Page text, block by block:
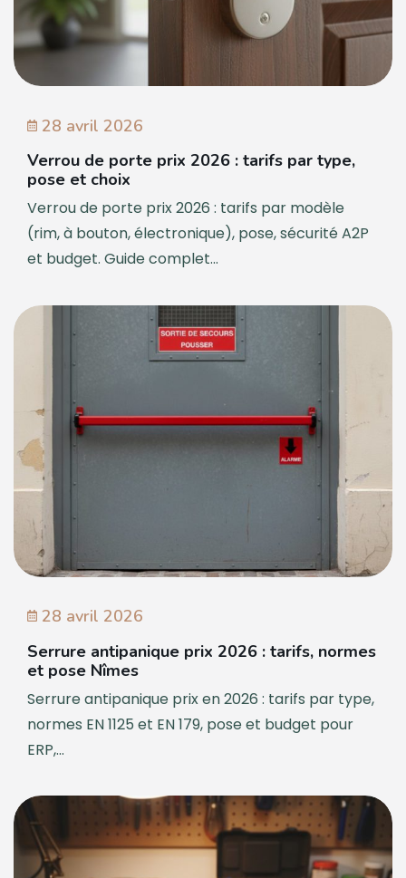
28 avril 2026
Verrou de porte prix 2026 : tarifs par type,
pose et choix
Verrou de porte prix 2026 : tarifs par modèle
(rim, à bouton, électronique), pose, sécurité A2P
et budget. Guide complet...
28 avril 2026
Serrure antipanique prix 2026 : tarifs, normes
et pose Nîmes
Serrure antipanique prix en 2026 : tarifs par type,
normes EN 1125 et EN 179, pose et budget pour
ERP,...